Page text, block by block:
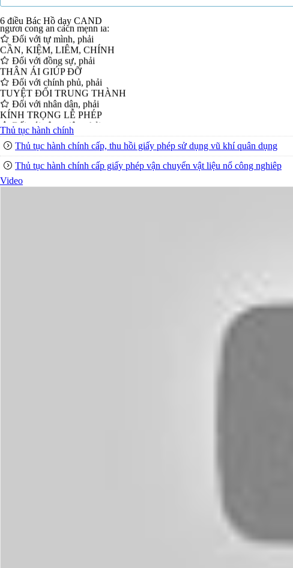
6 điều Bác Hồ dạy CAND
Tư cách
người công an cách mệnh là:
Đối với tự mình, phải
CẦN, KIỆM, LIÊM, CHÍNH
Đối với đồng sự, phải
THÂN ÁI GIÚP ĐỠ
Đối với chính phủ, phải
TUYỆT ĐỐI TRUNG THÀNH
Đối với nhân dân, phải
KÍNH TRỌNG LỄ PHÉP
Đối với công việc, phải
TẬN TỤY
Đối với địch, phải
CƯƠNG QUYẾT, KHÔN KHÉO
Trích thư Chủ tịch Hồ Chí Minh
gửi Công an Khu XII,
ngày 11 tháng 3 năm 1948.
Thủ tục hành chính
Thủ tục hành chính cấp, thu hồi giấy phép sử dụng vũ khí quân dụng
Thủ tục hành chính cấp giấy phép vận chuyển vật liệu nổ công nghiêp
Video